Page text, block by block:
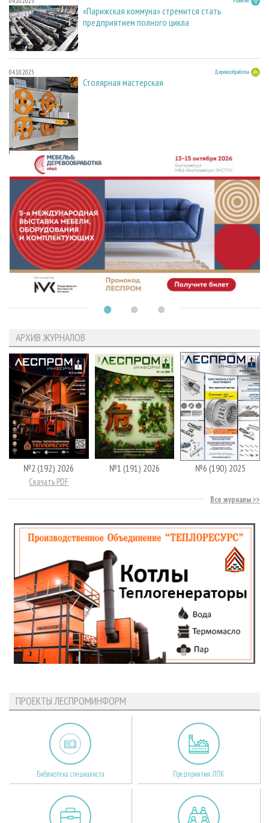
«Парижская коммуна» стремится стать
предприятием полного цикла
04.10.2025 Деревообработка
Столярная мастерская
АРХИВ ЖУРНАЛОВ
№2 (192) 2026
Скачать PDF
№1 (191) 2026 №6 (190) 2025
Все журналы
ПРОЕКТЫ ЛЕСПРОМИНФОРМ
Библиотека специалиста Предприятия ЛПК